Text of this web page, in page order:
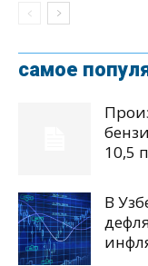
самое
10,5
В